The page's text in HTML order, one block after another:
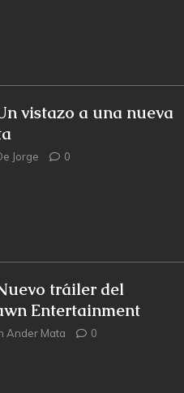
vistazo a una nueva
Jorge 0
tráiler del
Entertainment
Ander Mata 0